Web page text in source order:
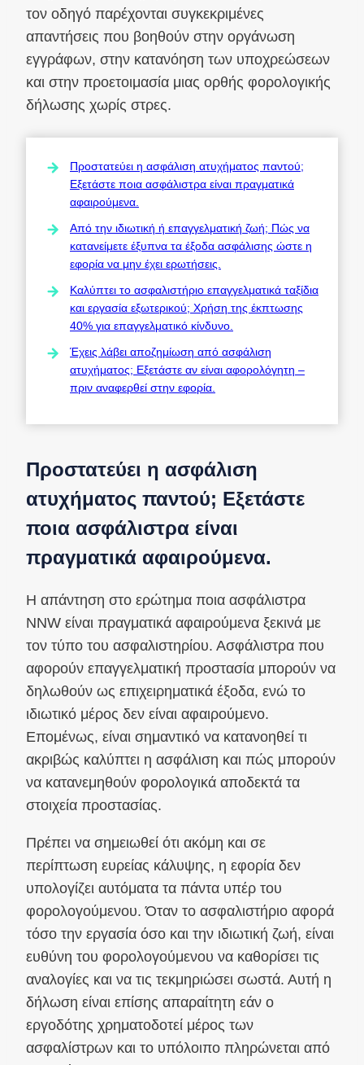
τον οδηγό παρέχονται συγκεκριμένες
απαντήσεις που βοηθούν στην οργάνωση
εγγράφων, στην κατανόηση των υποχρεώσεων
και στην προετοιμασία μιας ορθής φορολογικής
δήλωσης χωρίς στρες.
Προστατεύει η ασφάλιση ατυχήματος παντού;
Εξετάστε ποια ασφάλιστρα είναι πραγματικά
αφαιρούμενα.
Από την ιδιωτική ή επαγγελματική ζωή; Πώς να
κατανείμετε έξυπνα τα έξοδα ασφάλισης ώστε η
εφορία να μην έχει ερωτήσεις.
Καλύπτει το ασφαλιστήριο επαγγελματικά ταξίδια
και εργασία εξωτερικού; Χρήση της έκπτωσης
40% για επαγγελματικό κίνδυνο.
Έχεις λάβει αποζημίωση από ασφάλιση
ατυχήματος; Εξετάστε αν είναι αφορολόγητη –
πριν αναφερθεί στην εφορία.
Προστατεύει η ασφάλιση
ατυχήματος παντού; Εξετάστε
ποια ασφάλιστρα είναι
πραγματικά αφαιρούμενα.
Η απάντηση στο ερώτημα ποια ασφάλιστρα
NNW είναι πραγματικά αφαιρούμενα ξεκινά με
τον τύπο του ασφαλιστηρίου. Ασφάλιστρα που
αφορούν επαγγελματική προστασία μπορούν να
δηλωθούν ως επιχειρηματικά έξοδα, ενώ το
ιδιωτικό μέρος δεν είναι αφαιρούμενο.
Επομένως, είναι σημαντικό να κατανοηθεί τι
ακριβώς καλύπτει η ασφάλιση και πώς μπορούν
να κατανεμηθούν φορολογικά αποδεκτά τα
στοιχεία προστασίας.
Πρέπει να σημειωθεί ότι ακόμη και σε
περίπτωση ευρείας κάλυψης, η εφορία δεν
υπολογίζει αυτόματα τα πάντα υπέρ του
φορολογούμενου. Όταν το ασφαλιστήριο αφορά
τόσο την εργασία όσο και την ιδιωτική ζωή, είναι
ευθύνη του φορολογούμενου να καθορίσει τις
αναλογίες και να τις τεκμηριώσει σωστά. Αυτή η
δήλωση είναι επίσης απαραίτητη εάν ο
εργοδότης χρηματοδοτεί μέρος των
ασφαλίστρων και το υπόλοιπο πληρώνεται από